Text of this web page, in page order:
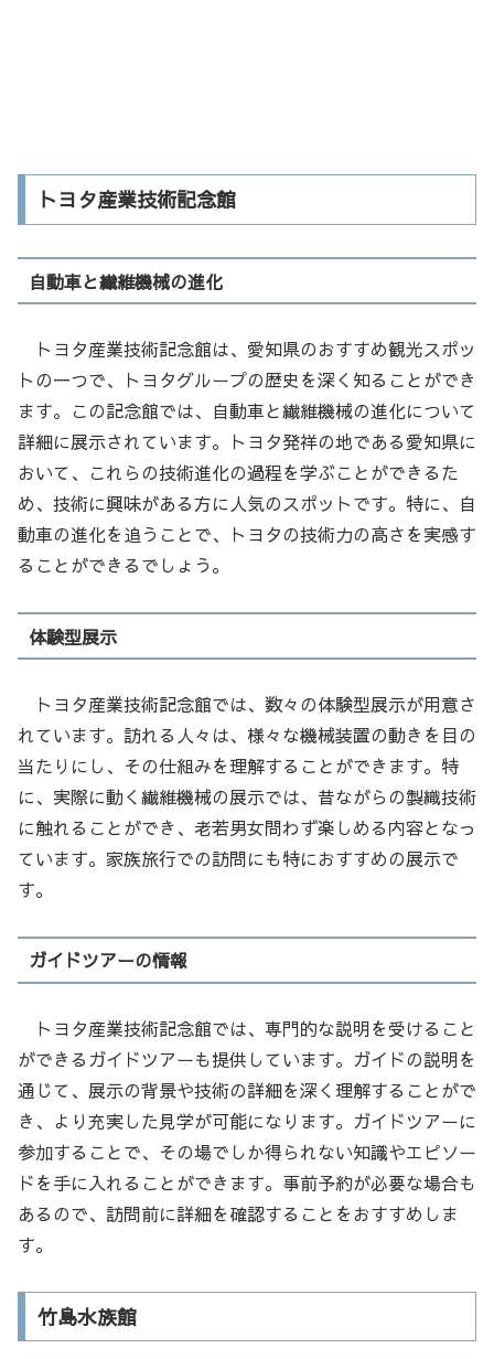
トヨタ産業技術記念館
自動車と繊維機械の進化
トヨタ産業技術記念館は、愛知県のおすすめ観光スポッ
トの一つで、トヨタグループの歴史を深く知ることができ
ます。この記念館では、自動車と繊維機械の進化について
詳細に展示されています。トヨタ発祥の地である愛知県に
おいて、これらの技術進化の過程を学ぶことができるた
め、技術に興味がある方に人気のスポットです。特に、自
動車の進化を追うことで、トヨタの技術力の高さを実感す
ることができるでしょう。
体験型展示
トヨタ産業技術記念館では、数々の体験型展示が用意さ
れています。訪れる人々は、様々な機械装置の動きを目の
当たりにし、その仕組みを理解することができます。特
に、実際に動く繊維機械の展示では、昔ながらの製織技術
に触れることができ、老若男女問わず楽しめる内容となっ
ています。家族旅行での訪問にも特におすすめの展示で
す。
ガイドツアーの情報
トヨタ産業技術記念館では、専門的な説明を受けること
ができるガイドツアーも提供しています。ガイドの説明を
通じて、展示の背景や技術の詳細を深く理解することがで
き、より充実した見学が可能になります。ガイドツアーに
参加することで、その場でしか得られない知識やエピソー
ドを手に入れることができます。事前予約が必要な場合も
あるので、訪問前に詳細を確認することをおすすめしま
す。
竹島水族館